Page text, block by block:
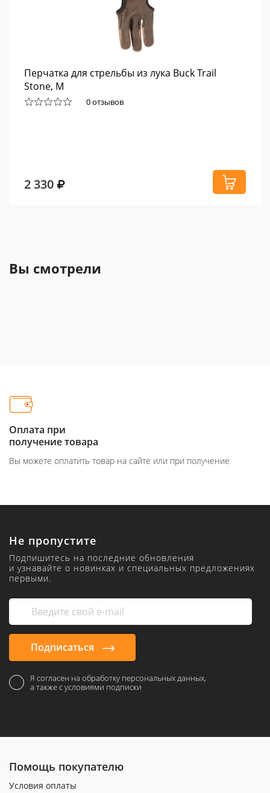
Перчатка для стрельбы из лука Buck Trail
Stone, M
0 отзывов
2 330
Вы смотрели
Оплата при
получение товара
Вы можете оплатить товар на сайте или при получение
Не пропустите
Подпишитесь на последние обновления
и узнавайте о новинках и специальных предложениях
первыми.
Подписаться
Я согласен на обработку персональных данных,
а также с условиями подписки
Помощь покупателю
Условия оплаты